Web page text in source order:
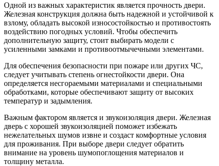
Одной из важных характеристик является прочность двери.
Железная конструкция должна быть надежной и устойчивой к
взлому, обладать высокой износостойкостью и противостоять
воздействию погодных условий. Чтобы обеспечить
дополнительную защиту, стоит выбирать модели с
усиленными замками и противоотмычечными элементами.
Для обеспечения безопасности при пожаре или других ЧС,
следует учитывать степень огнестойкости двери. Она
определяется несгораемыми материалами и специальными
обработками, которые обеспечивают защиту от высоких
температур и задымления.
Важным фактором является и звукоизоляция двери. Железная
дверь с хорошей звукоизоляцией поможет избежать
нежелательных шумов извне и создаст комфортные условия
для проживания. При выборе двери следует обратить
внимание на уровень шумопоглощения материалов и
толщину металла.